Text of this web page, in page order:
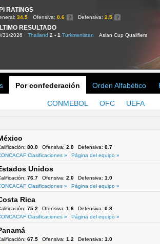
RATINGS
34.5 Ofensiva: 0.6 Defensiva: 2.5
RESULTADO
31/2026 Thailand 2 - 1 Turkmenistan Asian Cup Qualifiers
Por confederación Orden Alfabético
CONMEBOL OFC UEFA
80.0 Ofensiva: 2.0 Defensiva: 0.7
Clasificaciones »
Página del equipo »
Unidos
76.7 Ofensiva: 2.0 Defensiva: 1.0
Clasificaciones »
Página del equipo »
Rica
75.2 Ofensiva: 1.6 Defensiva: 0.8
Clasificaciones »
Página del equipo »
67.5 Ofensiva: 1.2 Defensiva: 1.0